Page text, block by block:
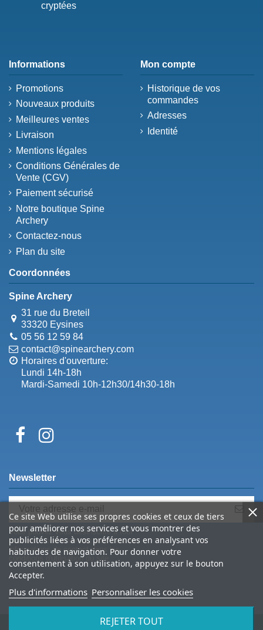
cryptées
Informations
Promotions
Nouveaux produits
Meilleures ventes
Livraison
Mentions légales
Conditions Générales de
Vente (CGV)
Paiement sécurisé
Notre boutique Spine
Archery
Contactez-nous
Plan du site
Mon compte
Historique de vos
commandes
Adresses
Identité
Coordonnées
Spine Archery
31 rue du Breteil
33320 Eysines
05 56 12 59 84
contact@spinearchery.com
Horaires d'ouverture:
Lundi 14h-18h
Mardi-Samedi 10h-12h30/14h30-18h
Ce site Web utilise ses propres cookies et ceux de tiers
pour améliorer nos services et vous montrer des
publicités liées à vos préférences en analysant vos
habitudes de navigation. Pour donner votre
consentement à son utilisation, appuyez sur le bouton
Accepter.
Plus d'informations Personnaliser les cookies
REJETER TOUT
Newsletter
Vous pouvez vous désinscrire à tout
moment. Vous trouverez pour cela nos
informations de contact dans les
conditions d'utilisation du site.